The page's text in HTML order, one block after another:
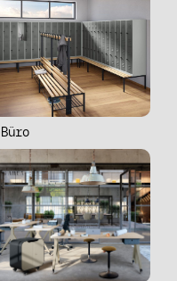
Büro